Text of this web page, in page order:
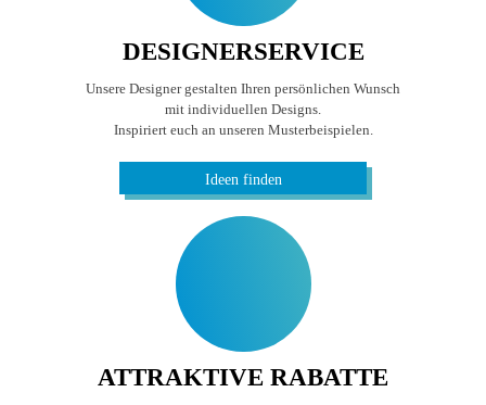
DESIGNERSERVICE
Unsere Designer gestalten Ihren persönlichen Wunsch
mit individuellen Designs.
Inspiriert euch an unseren Musterbeispielen.
Ideen finden
ATTRAKTIVE RABATTE